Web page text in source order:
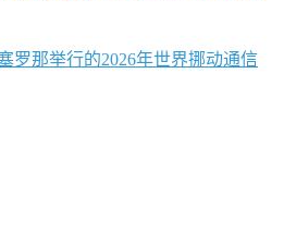
罗那举行的2026年世界挪动通信